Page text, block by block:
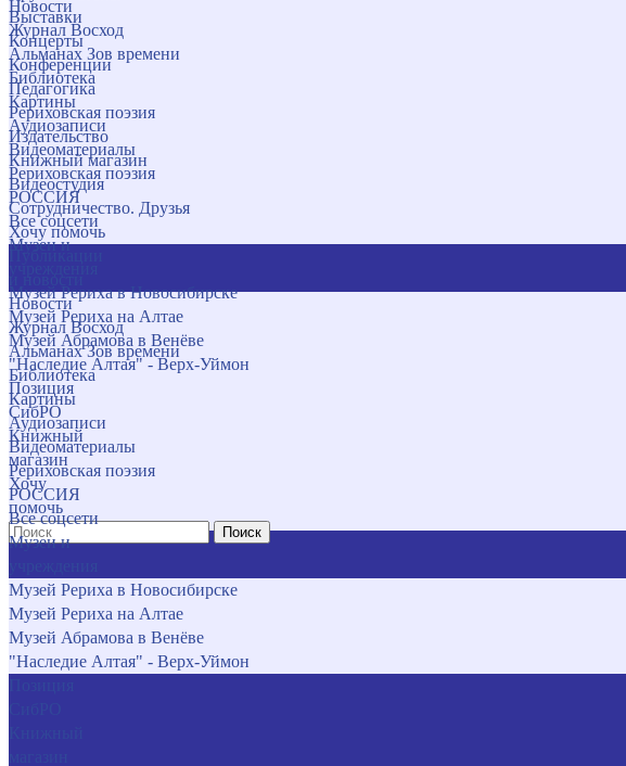
Новости
Журнал Восход
Альманах Зов времени
Библиотека
Картины
Аудиозаписи
Видеоматериалы
Рериховская поэзия
РОССИЯ
Все соцсети
Музеи и
Музей Рериха в Новосибирске
Музей Рериха на Алтае
Музей Абрамова в Венёве
"Наследие Алтая" - Верх-Уймон
Позиция
СибРО
Книжный
магазин
Хочу
помочь
Поиск
Выставки
Концерты
Конференции
Педагогика
Рериховская поэзия
Издательство
Книжный магазин
Видеостудия
Сотрудничество. Друзья
Хочу помочь
Новости
Журнал Восход
Альманах Зов времени
Библиотека
Картины
Аудиозаписи
Видеоматериалы
Рериховская поэзия
РОССИЯ
Все соцсети
Музеи и
Музей Рериха в Новосибирске
Музей Рериха на Алтае
Музей Абрамова в Венёве
"Наследие Алтая" - Верх-Уймон